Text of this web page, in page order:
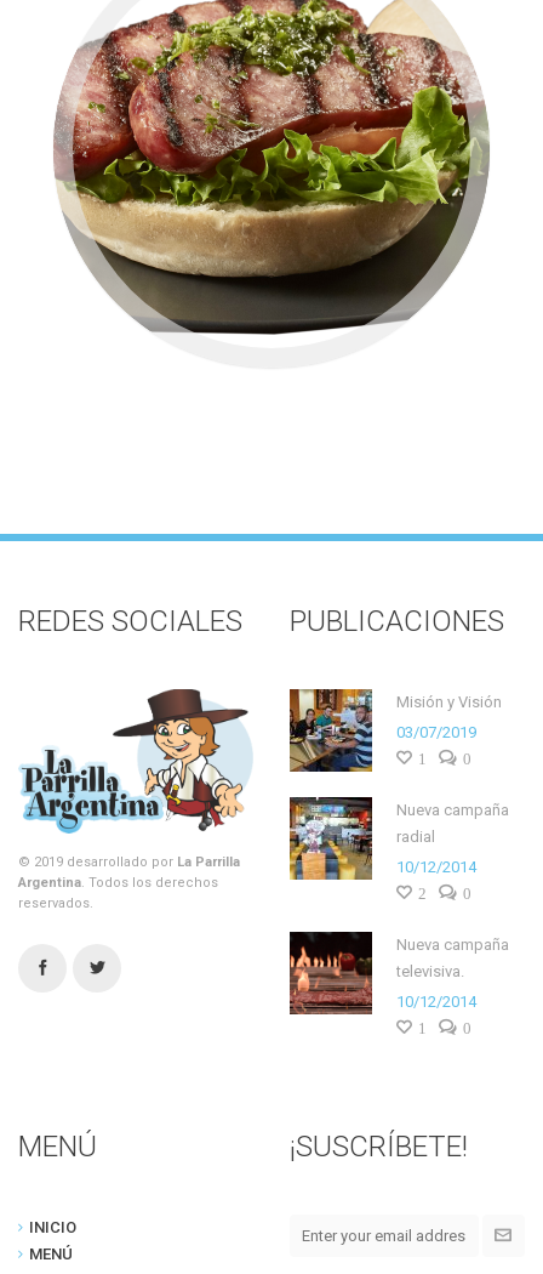
REDES SOCIALES
© 2019 desarrollado por La Parrilla
Argentina. Todos los derechos
reservados.
PUBLICACIONES
Misión y Visión
03/07/2019
1 0
Nueva campaña
radial
10/12/2014
2 0
Nueva campaña
televisiva.
10/12/2014
1 0
MENÚ
INICIO
MENÚ
¡SUSCRÍBETE!